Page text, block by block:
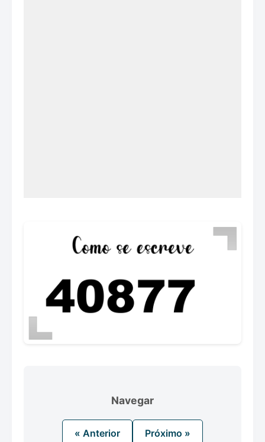
Navegar
« Anterior Próximo »